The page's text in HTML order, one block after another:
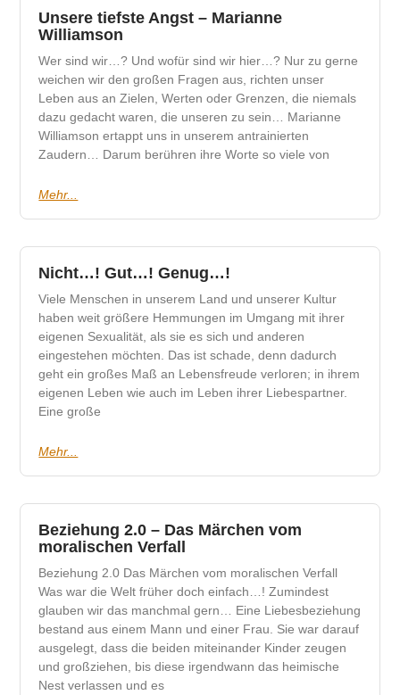
Unsere tiefste Angst – Marianne
Williamson
Wer sind wir…? Und wofür sind wir hier…? Nur zu gerne
weichen wir den großen Fragen aus, richten unser
Leben aus an Zielen, Werten oder Grenzen, die niemals
dazu gedacht waren, die unseren zu sein… Marianne
Williamson ertappt uns in unserem antrainierten
Zaudern… Darum berühren ihre Worte so viele von
Mehr...
Nicht…! Gut…! Genug…!
Viele Menschen in unserem Land und unserer Kultur
haben weit größere Hemmungen im Umgang mit ihrer
eigenen Sexualität, als sie es sich und anderen
eingestehen möchten. Das ist schade, denn dadurch
geht ein großes Maß an Lebensfreude verloren; in ihrem
eigenen Leben wie auch im Leben ihrer Liebespartner.
Eine große
Mehr...
Beziehung 2.0 – Das Märchen vom
moralischen Verfall
Beziehung 2.0 Das Märchen vom moralischen Verfall
Was war die Welt früher doch einfach…! Zumindest
glauben wir das manchmal gern… Eine Liebesbeziehung
bestand aus einem Mann und einer Frau. Sie war darauf
ausgelegt, dass die beiden miteinander Kinder zeugen
und großziehen, bis diese irgendwann das heimische
Nest verlassen und es